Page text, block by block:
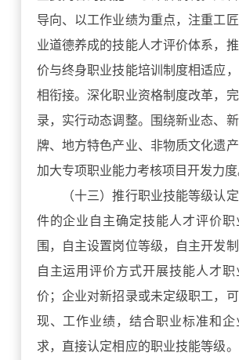
导向、以工作业绩为重点，注重工
业道德养成的技能人才评价体系，
价与终身职业技能培训制度相适应
相衔接。深化职业资格制度改革，
录，实行动态调整。围绕新业态、
牌、地方特色产业、非物质文化遗产
加大专项职业能力考核项目开发力度
（十三）推行职业技能等级认定
件的企业自主确定技能人才评价职
围，自主设置岗位等级，自主开发制
自主运用评价方式开展技能人才
价；企业对新招录或未定级职工，
现、工作业绩，结合职业标准和企
求，直接认定相应的职业技能等级